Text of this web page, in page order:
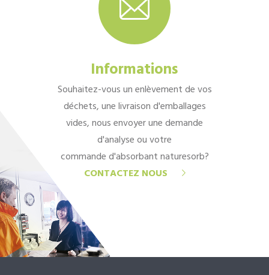
Informations
Souhaitez-vous un enlèvement de vos
déchets, une livraison d'emballages
vides, nous envoyer une demande
d'analyse ou votre
commande d'absorbant naturesorb?
CONTACTEZ NOUS